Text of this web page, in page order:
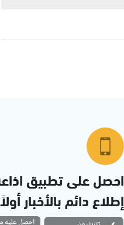
احصل على تطبيق
إطلاع دائم بالأخبار